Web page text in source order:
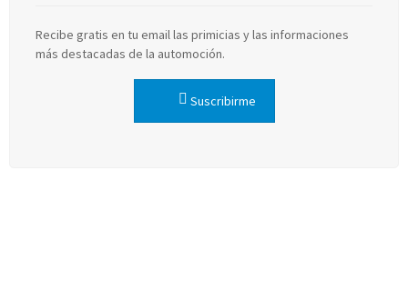
Recibe gratis en tu email las primicias y las informaciones
más destacadas de la automoción.
Suscribirme